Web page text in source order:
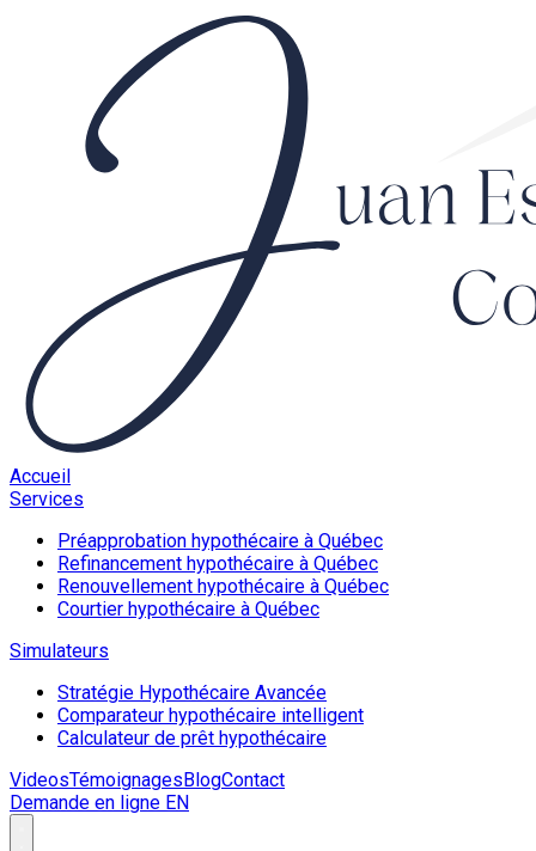
Accueil
Services
Préapprobation hypothécaire à Québec
Refinancement hypothécaire à Québec
Renouvellement hypothécaire à Québec
Courtier hypothécaire à Québec
Simulateurs
Stratégie Hypothécaire Avancée
Comparateur hypothécaire intelligent
Calculateur de prêt hypothécaire
VideosTémoignagesBlogContact
Demande en ligne EN